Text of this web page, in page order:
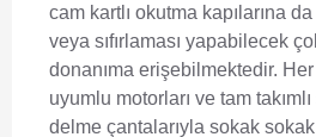
cam kartlı okutma kapılarına
veya sıfırlaması yapabilecek
donanıma erişebilmektedir.
uyumlu motorları ve tam
delme çantalarıyla sokak